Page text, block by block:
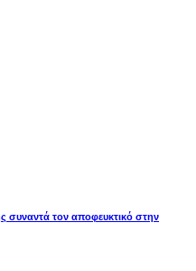
τον αποφευκτικό στην